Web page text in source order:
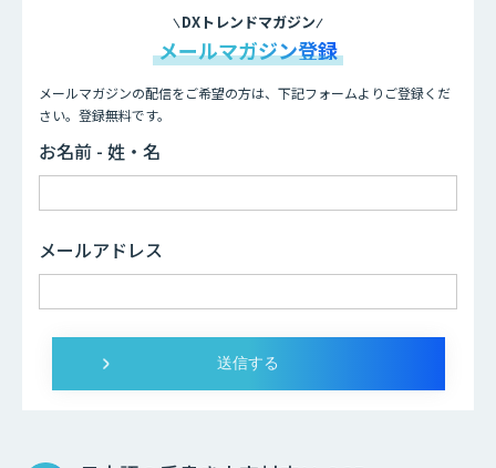
DXトレンドマガジン
メールマガジン登録
メールマガジンの配信をご希望の方は、下記フォームよりご登録くだ
さい。登録無料です。
お名前 - 姓・名
メールアドレス